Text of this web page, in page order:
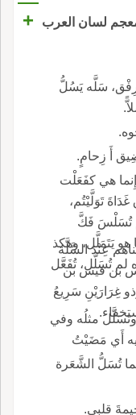
لسان العرب +
رِفْق، سَلَّه يَسُلُّ
أَ زِحامٍ.
هي كفَعَلْت
تَوَلَّيْتُم،
تُسَلْسَ فَكَّ
هو يَتَمَلَّل، وهكذ
لم تُسَلَّل، تُفَعَّل
وسَللْت السيف وأَسْلَلْته بمعنىً وأَتيناهم عِنْدَ السَّلَّة
حِمَاس بن قيس بن
غِرَارَيْنِ سَرِيعُ
وتَسَلَّل مثلُه وفي
أَي مَضَيْتُ
تُسَلُّ الشَّعَرة